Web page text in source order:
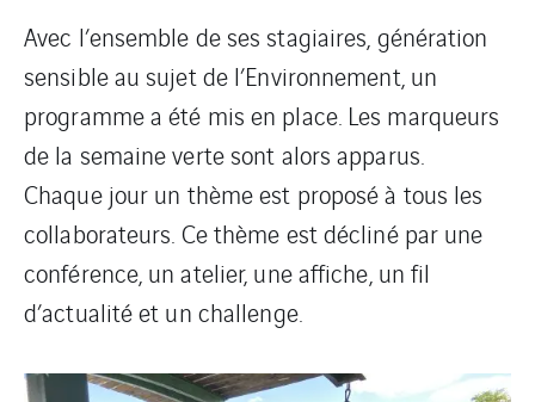
Avec l’ensemble de ses stagiaires, génération
sensible au sujet de l’Environnement, un
programme a été mis en place. Les marqueurs
de la semaine verte sont alors apparus.
Chaque jour un thème est proposé à tous les
collaborateurs. Ce thème est décliné par une
conférence, un atelier, une affiche, un fil
d’actualité et un challenge.